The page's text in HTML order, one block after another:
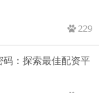
229
：探索最佳配资平